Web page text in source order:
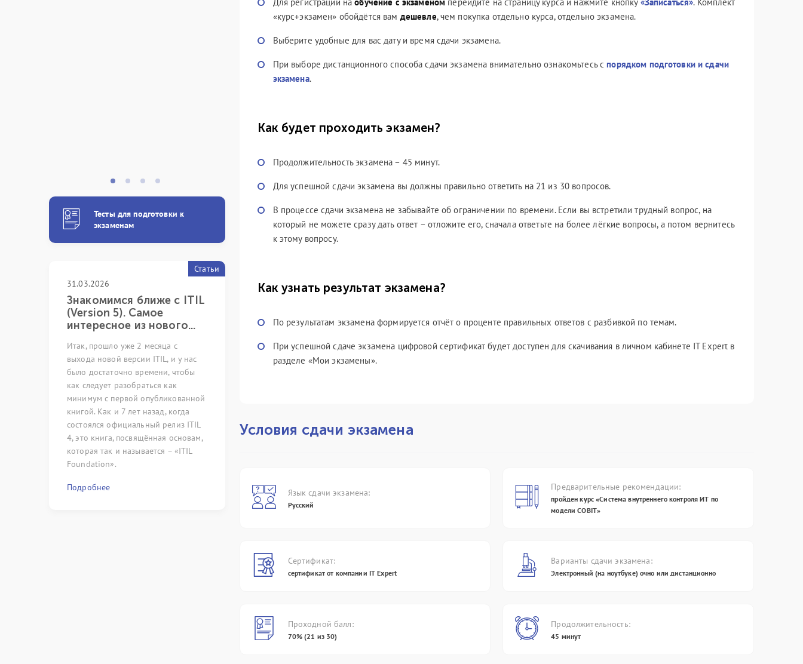
Тесты для подготовки к
экзаменам
Статьи
31.03.2026
Знакомимся ближе с ITIL
(Version 5). Самое
интересное из нового...
Итак, прошло уже 2 месяца с
выхода новой версии ITIL, и у нас
было достаточно времени, чтобы
как следует разобраться как
минимум с первой опубликованной
книгой. Как и 7 лет назад, когда
состоялся официальный релиз ITIL
4, это книга, посвящённая основам,
которая так и называется – «ITIL
Foundation».
Подробнее
05.03.2024
возможного...
Много лет реализуя проекты в
сфере обеспечения непрерывности
сложились среди айтишников (и не
только) по отношению к данной
14.05.2022
начинается!...
Группа компаний IT Expert
выпустила отечественную систему
путь».
интересное из нового...
Итак, прошло уже 2 месяца с
Подробнее
Много лет реализуя проекты в
«курс+экзамен» обойдётся вам дешевле, чем покупка отдельно курса, отдельно экзамена.
Выберите удобные для вас дату и время сдачи экзамена.
При выборе дистанционного способа сдачи экзамена внимательно ознакомьтесь спорядком подготовки и сдачи
экзамена.
Как будет проходить экзамен?
Продолжительность экзамена – 45 минут.
Для успешной сдачи экзамена вы должны правильно ответить на 21 из 30 вопросов.
В процессе сдачи экзамена не забывайте об ограничении по времени. Если вы встретили трудный вопрос, на
который не можете сразу дать ответ – отложите его, сначала ответьте на более лёгкие вопросы, а потом вернитесь
к этому вопросу.
Как узнать результат экзамена?
По результатам экзамена формируется отчёт о проценте правильных ответов с разбивкой по темам.
При успешной сдаче экзамена цифровой сертификат будет доступен для скачивания в личном кабинете IT Expert в
разделе «Мои экзамены».
Условия сдачи экзамена
Язык сдачи экзамена:
Русский
Предварительные рекомендации:
пройден курс «Система внутреннего контроля ИТ по
модели COBIT»
Сертификат:
сертификат от компании IT Expert
Варианты сдачи экзамена:
Электронный (на ноутбуке) очно или дистанционно
Проходной балл:
70% (21 из 30)
Продолжительность:
45 минут